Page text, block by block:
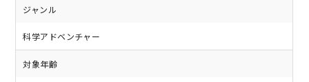
ジャンル
科学アドベンチャー
対象年齢